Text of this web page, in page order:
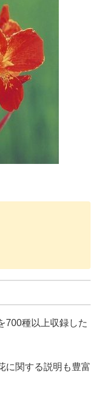
700種以上収録した
に関する説明も豊富